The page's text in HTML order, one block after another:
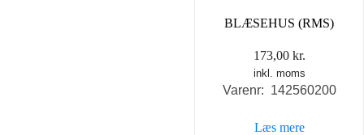
BLÆSEHUS (RMS)
173,00 kr.
inkl. moms
Varenr: 142560200
Læs mere